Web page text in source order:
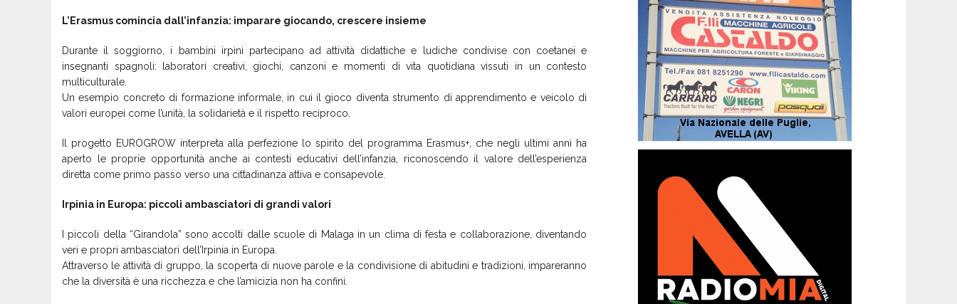
L’Erasmus comincia dall’infanzia: imparare giocando, crescere insieme
Durante il soggiorno, i bambini irpini partecipano ad attività didattiche e ludiche condivise con coetanei e
insegnanti spagnoli: laboratori creativi, giochi, canzoni e momenti di vita quotidiana vissuti in un contesto
multiculturale.
Un esempio concreto di formazione informale, in cui il gioco diventa strumento di apprendimento e veicolo di
valori europei come l’unità, la solidarietà e il rispetto reciproco.
Il progetto EUROGROW interpreta alla perfezione lo spirito del programma Erasmus+, che negli ultimi anni ha
aperto le proprie opportunità anche ai contesti educativi dell’infanzia, riconoscendo il valore dell’esperienza
diretta come primo passo verso una cittadinanza attiva e consapevole.
Irpinia in Europa: piccoli ambasciatori di grandi valori
I piccoli della “Girandola” sono accolti dalle scuole di Malaga in un clima di festa e collaborazione, diventando
veri e propri ambasciatori dell’Irpinia in Europa.
Attraverso le attività di gruppo, la scoperta di nuove parole e la condivisione di abitudini e tradizioni, impareranno
che la diversità è una ricchezza e che l’amicizia non ha confini.